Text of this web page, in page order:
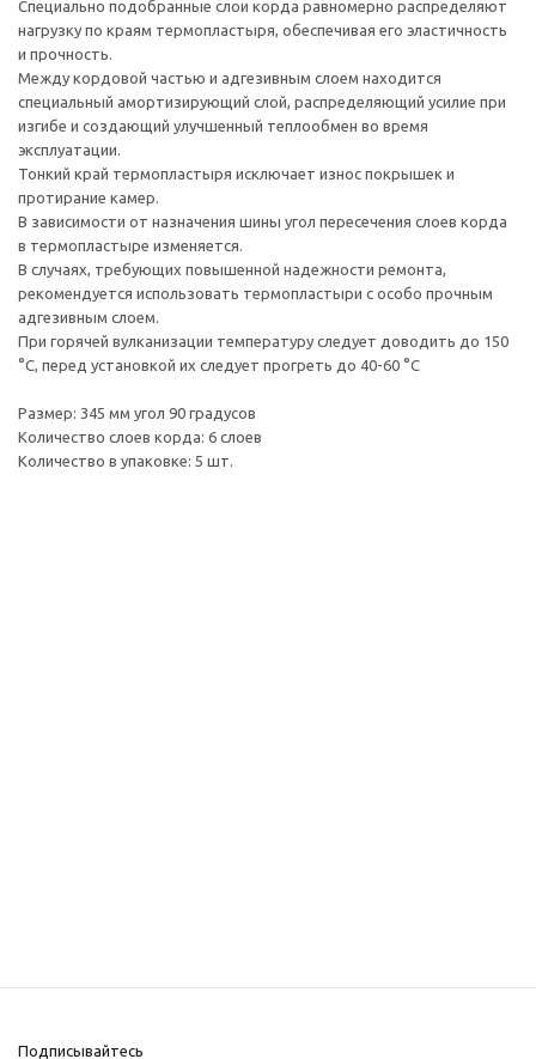
Специально подобранные слои корда равномерно распределяют
нагрузку по краям термопластыря, обеспечивая его эластичность
и прочность.
Между кордовой частью и адгезивным слоем находится
специальный амортизирующий слой, распределяющий усилие при
изгибе и создающий улучшенный теплообмен во время
эксплуатации.
Тонкий край термопластыря исключает износ покрышек и
протирание камер.
В зависимости от назначения шины угол пересечения слоев корда
в термопластыре изменяется.
В случаях, требующих повышенной надежности ремонта,
рекомендуется использовать термопластыри с особо прочным
адгезивным слоем.
При горячей вулканизации температуру следует доводить до 150
°С, перед установкой их следует прогреть до 40-60 °С
Размер: 345 мм угол 90 градусов
Количество слоев корда: 6 слоев
Количество в упаковке: 5 шт.
Подписывайтесь